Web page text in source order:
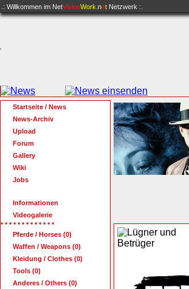
.: Willkommen im NetVisionWork .netNetzwerk :.
Startseite / News
News-Archiv
Upload
Forum
Gallery
Wiki
Jobs
Informationen
Videogalerie
* * * * * * * * * * * * *
Pferde / Horses (0)
Waffen / Weapons (0)
Kleidung / Clothes (0)
Tools (0)
Anderes / Others (0)